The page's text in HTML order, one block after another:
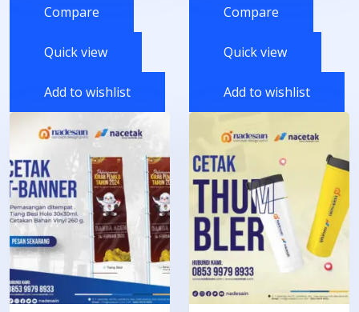
Compare
Quick view
Add to wishlist
Compare
Quick view
Add to wishlist